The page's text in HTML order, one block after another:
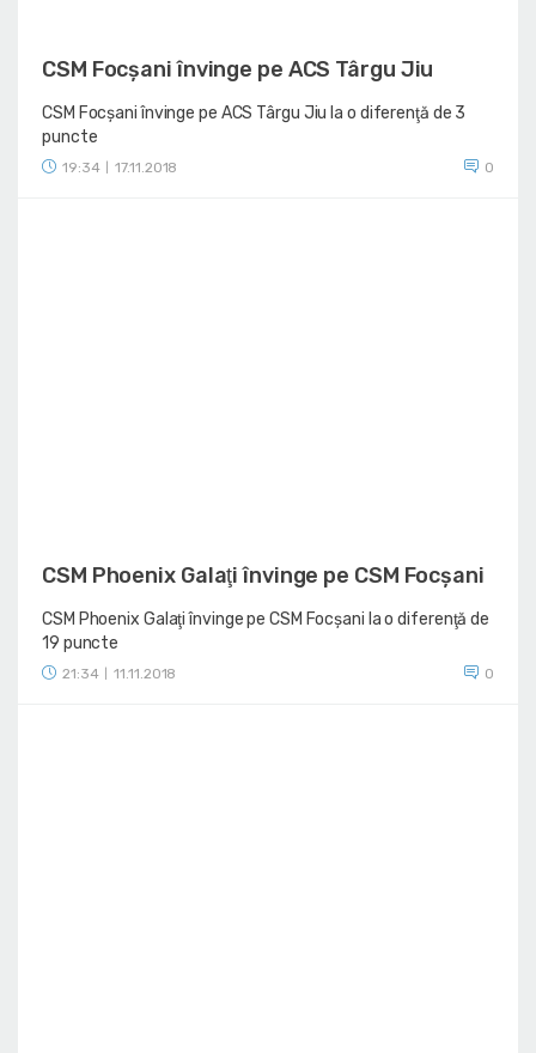
CSM Focșani învinge pe ACS Târgu Jiu
CSM Focșani învinge pe ACS Târgu Jiu la o diferenţă de 3
puncte
19:34 17.11.2018 0
CSM Phoenix Galaţi învinge pe CSM Focșani
CSM Phoenix Galaţi învinge pe CSM Focșani la o diferenţă de
19 puncte
21:34 11.11.2018 0